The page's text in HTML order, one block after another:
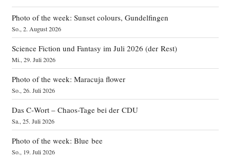
Photo of the week: Sunset colours, Gundelfingen
So., 2. August 2026
Science Fiction und Fantasy im Juli 2026 (der Rest)
Mi., 29. Juli 2026
Photo of the week: Maracuja flower
So., 26. Juli 2026
Das C‑Wort – Chaos-Tage bei der CDU
Sa., 25. Juli 2026
Photo of the week: Blue bee
So., 19. Juli 2026